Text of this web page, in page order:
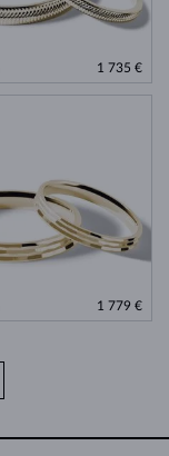
1 735 €
1 779 €